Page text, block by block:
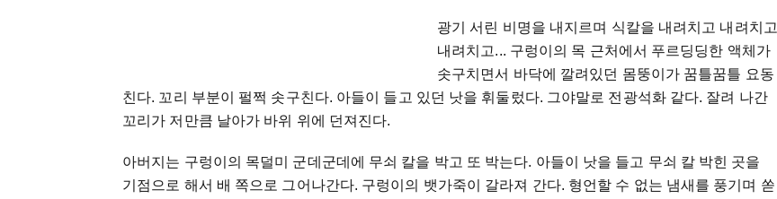
광기 서린 비명을 내지르며 식칼을 내려치고 내려치고
내려치고... 구렁이의 목 근처에서 푸르딩딩한 액체가
솟구치면서 바닥에 깔려있던 몸뚱이가 꿈틀꿈틀 요동
친다. 꼬리 부분이 펄쩍 솟구친다. 아들이 들고 있던 낫을 휘둘렀다. 그야말로 전광석화 같다. 잘려 나간
꼬리가 저만큼 날아가 바위 위에 던져진다.
아버지는 구렁이의 목덜미 군데군데에 무쇠 칼을 박고 또 박는다. 아들이 낫을 들고 무쇠 칼 박힌 곳을
기점으로 해서 배 쪽으로 그어나간다. 구렁이의 뱃가죽이 갈라져 간다. 형언할 수 없는 냄새를 풍기며 쏟